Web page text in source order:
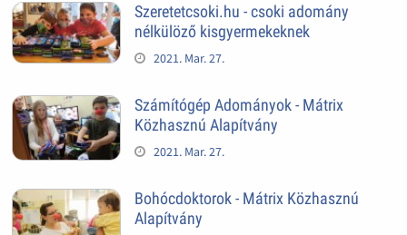
Szeretetcsoki.hu - csoki adomány
nélkülöző kisgyermekeknek
2021. Mar. 27.
Számítógép Adományok - Mátrix
Közhasznú Alapítvány
2021. Mar. 27.
Bohócdoktorok - Mátrix Közhasznú
Alapítvány